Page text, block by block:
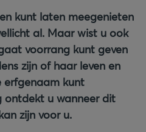
kunt laten meegenieten
al. Maar wist u ook
voorrang kunt geven
zijn of haar leven en
erfgenaam kunt
ontdekt u wanneer dit
zijn voor u.